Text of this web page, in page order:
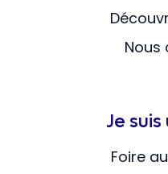
Nous
Je
Foire